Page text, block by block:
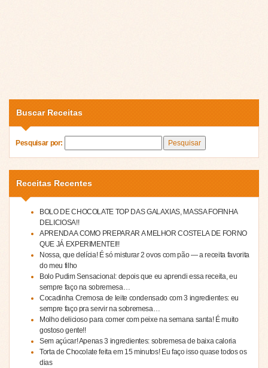
Buscar Receitas
Pesquisar por:
Receitas Recentes
BOLO DE CHOCOLATE TOP DAS GALAXIAS, MASSA FOFINHA
DELICIOSA!!
APRENDA A COMO PREPARAR A MELHOR COSTELA DE FORNO
QUE JÁ EXPERIMENTEI!!
Nossa, que delícia! É só misturar 2 ovos com pão — a receita favorita
do meu filho
Bolo Pudim Sensacional: depois que eu aprendi essa receita, eu
sempre faço na sobremesa…
Cocadinha Cremosa de leite condensado com 3 ingredientes: eu
sempre faço pra servir na sobremesa…
Molho delicioso para comer com peixe na semana santa! É muito
gostoso gente!!
Sem açúcar! Apenas 3 ingredientes: sobremesa de baixa caloria
Torta de Chocolate feita em 15 minutos! Eu faço isso quase todos os
dias